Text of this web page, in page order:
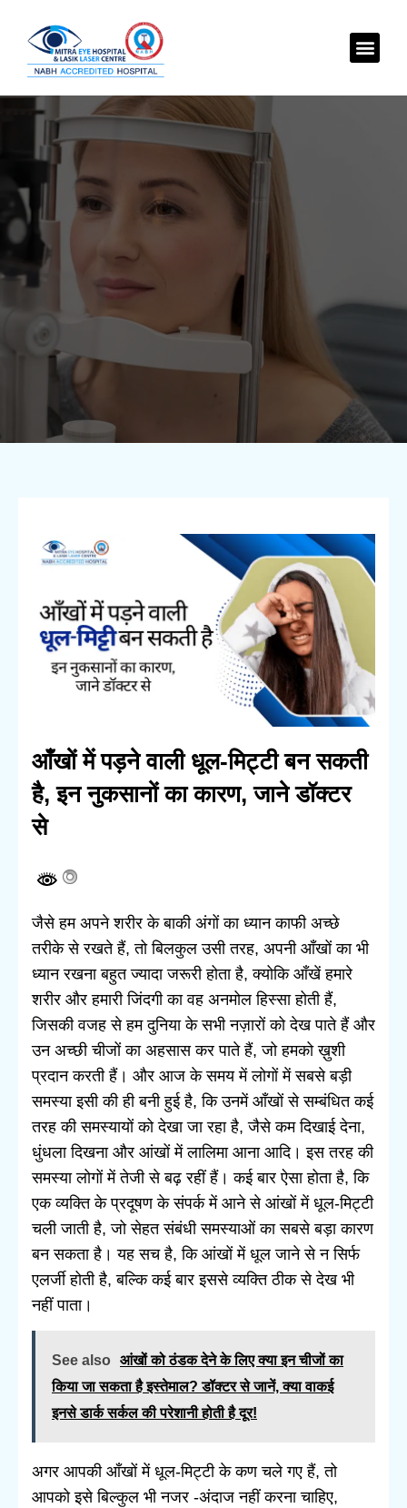
आँखों में पड़ने वाली धूल-मिट्टी बन सकती
है, इन नुकसानों का कारण, जाने डॉक्टर
से
जैसे हम अपने शरीर के बाकी अंगों का ध्यान काफी अच्छे
तरीके से रखते हैं, तो बिलकुल उसी तरह, अपनी आँखों का भी
ध्यान रखना बहुत ज्यादा जरूरी होता है, क्योकि आँखें हमारे
शरीर और हमारी जिंदगी का वह अनमोल हिस्सा होती हैं,
जिसकी वजह से हम दुनिया के सभी नज़ारों को देख पाते हैं और
उन अच्छी चीजों का अहसास कर पाते हैं, जो हमको ख़ुशी
प्रदान करती हैं। और आज के समय में लोगों में सबसे बड़ी
समस्या इसी की ही बनी हुई है, कि उनमें आँखों से सम्बंधित कई
तरह की समस्यायों को देखा जा रहा है, जैसे कम दिखाई देना,
धुंधला दिखना और आंखों में लालिमा आना आदि। इस तरह की
समस्या लोगों में तेजी से बढ़ रहीं हैं। कई बार ऐसा होता है, कि
एक व्यक्ति के प्रदूषण के संपर्क में आने से आंखों में धूल-मिट्टी
चली जाती है, जो सेहत संबंधी समस्याओं का सबसे बड़ा कारण
बन सकता है। यह सच है, कि आंखों में धूल जाने से न सिर्फ
एलर्जी होती है, बल्कि कई बार इससे व्यक्ति ठीक से देख भी
नहीं पाता।
See also
आंखों को ठंडक देने के लिए क्या इन चीजों का
किया जा सकता है इस्तेमाल? डॉक्टर से जानें, क्या वाकई
इनसे डार्क सर्कल की परेशानी होती है दूर!
अगर आपकी आँखों में धूल-मिट्टी के कण चले गए हैं, तो
आपको इसे बिल्कुल भी नजर -अंदाज नहीं करना चाहिए,